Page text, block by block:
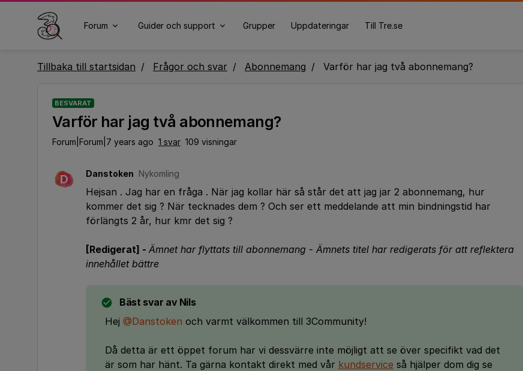
Forum Guider och support Grupper Uppdateringar Till Tre.se
Tillbaka till startsidan Frågor och svar Abonnemang Varför har jag två abonnemang?
BESVARAT
Varför har jag två abonnemang?
Forum|Forum|7 years ago 1 svar 109 visningar
D Danstoken Nykomling
Hejsan . Jag har en fråga . När jag kollar här så står det att jag jar 2 abonnemang, hur
kommer det sig ? När tecknades dem ? Och ser ett meddelande att min bindningstid har
förlängts 2 år, hur kmr det sig ?
[Redigerat] - Ämnet har flyttats till abonnemang - Ämnets titel har redigerats för att reflektera
innehållet bättre
Bäst svar av Nils
Hej @Danstoken och varmt välkommen till 3Community!
Då detta är ett öppet forum har vi dessvärre inte möjligt att se över specifikt vad det
är som har hänt. Ta gärna kontakt direkt med vår kundservice så hjälper dom dig se